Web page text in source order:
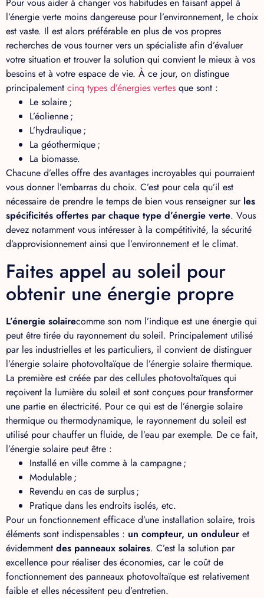
Pour vous aider à changer vos habitudes en faisant appel à
l’énergie verte moins dangereuse pour l’environnement, le choix
est vaste. Il est alors préférable en plus de vos propres
recherches de vous tourner vers un spécialiste afin d’évaluer
votre situation et trouver la solution qui convient le mieux à vos
besoins et à votre espace de vie. À ce jour, on distingue
principalement cinq types d’énergies vertes que sont :
Le solaire ;
L’éolienne ;
L’hydraulique ;
La géothermique ;
La biomasse.
Chacune d’elles offre des avantages incroyables qui pourraient
vous donner l’embarras du choix. C’est pour cela qu’il est
nécessaire de prendre le temps de bien vous renseigner sur les
spécificités offertes par chaque type d’énergie verte. Vous
devez notamment vous intéresser à la compétitivité, la sécurité
d’approvisionnement ainsi que l’environnement et le climat.
Faites appel au soleil pour
obtenir une énergie propre
L’énergie solairecomme son nom l’indique est une énergie qui
peut être tirée du rayonnement du soleil. Principalement utilisé
par les industrielles et les particuliers, il convient de distinguer
l’énergie solaire photovoltaïque de l’énergie solaire thermique.
La première est créée par des cellules photovoltaïques qui
reçoivent la lumière du soleil et sont conçues pour transformer
une partie en électricité. Pour ce qui est de l’énergie solaire
thermique ou thermodynamique, le rayonnement du soleil est
utilisé pour chauffer un fluide, de l’eau par exemple. De ce fait,
l’énergie solaire peut être :
Installé en ville comme à la campagne ;
Modulable ;
Revendu en cas de surplus ;
Pratique dans les endroits isolés, etc.
Pour un fonctionnement efficace d’une installation solaire, trois
éléments sont indispensables : un compteur, un onduleur et
évidemment des panneaux solaires. C’est la solution par
excellence pour réaliser des économies, car le coût de
fonctionnement des panneaux photovoltaïque est relativement
faible et elles nécessitent peu d’entretien.